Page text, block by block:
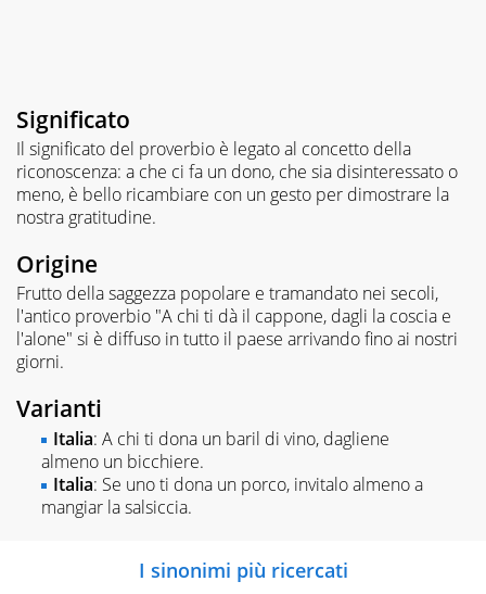
Significato
Il significato del proverbio è legato al concetto della
riconoscenza: a che ci fa un dono, che sia disinteressato o
meno, è bello ricambiare con un gesto per dimostrare la
nostra gratitudine.
Origine
Frutto della saggezza popolare e tramandato nei secoli,
l'antico proverbio "A chi ti dà il cappone, dagli la coscia e
l'alone" si è diffuso in tutto il paese arrivando fino ai nostri
giorni.
Varianti
Italia: A chi ti dona un baril di vino, dagliene
almeno un bicchiere.
Italia: Se uno ti dona un porco, invitalo almeno a
mangiar la salsiccia.
I sinonimi più ricercati